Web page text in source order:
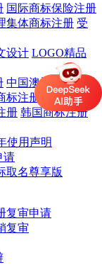
国际商标保险注册
集体商标注册 受
设计 LOGO精品
中国澳门商标注册
标注册
英国商标
册 韩国商标注册
使用声明
请
取名尊享版
复审申请
复审